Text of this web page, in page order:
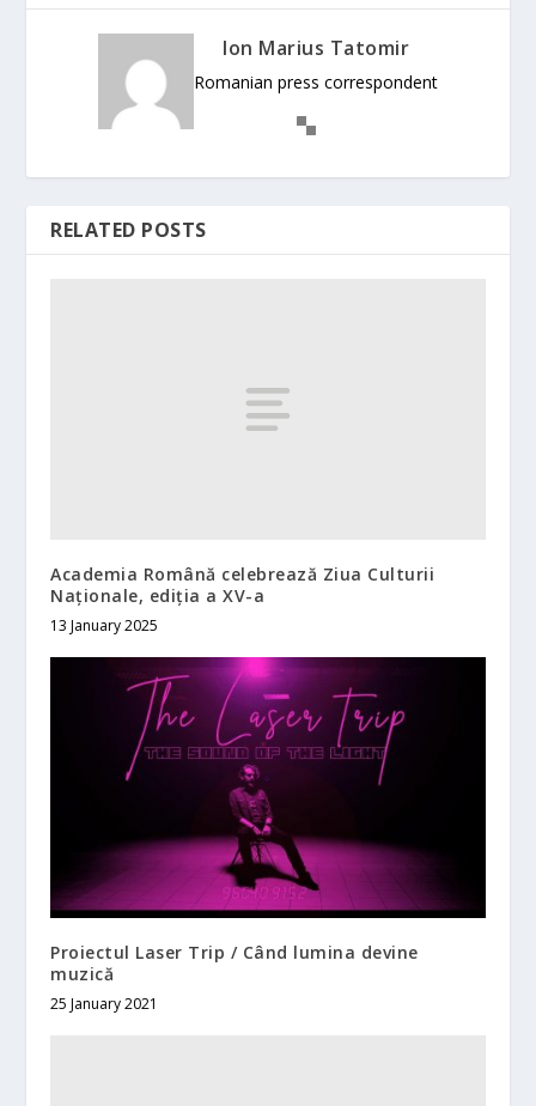
Ion Marius Tatomir
Romanian press correspondent
RELATED POSTS
Academia Română celebrează Ziua Culturii
Naționale, ediția a XV-a
13 January 2025
Proiectul Laser Trip / Când lumina devine
muzică
25 January 2021